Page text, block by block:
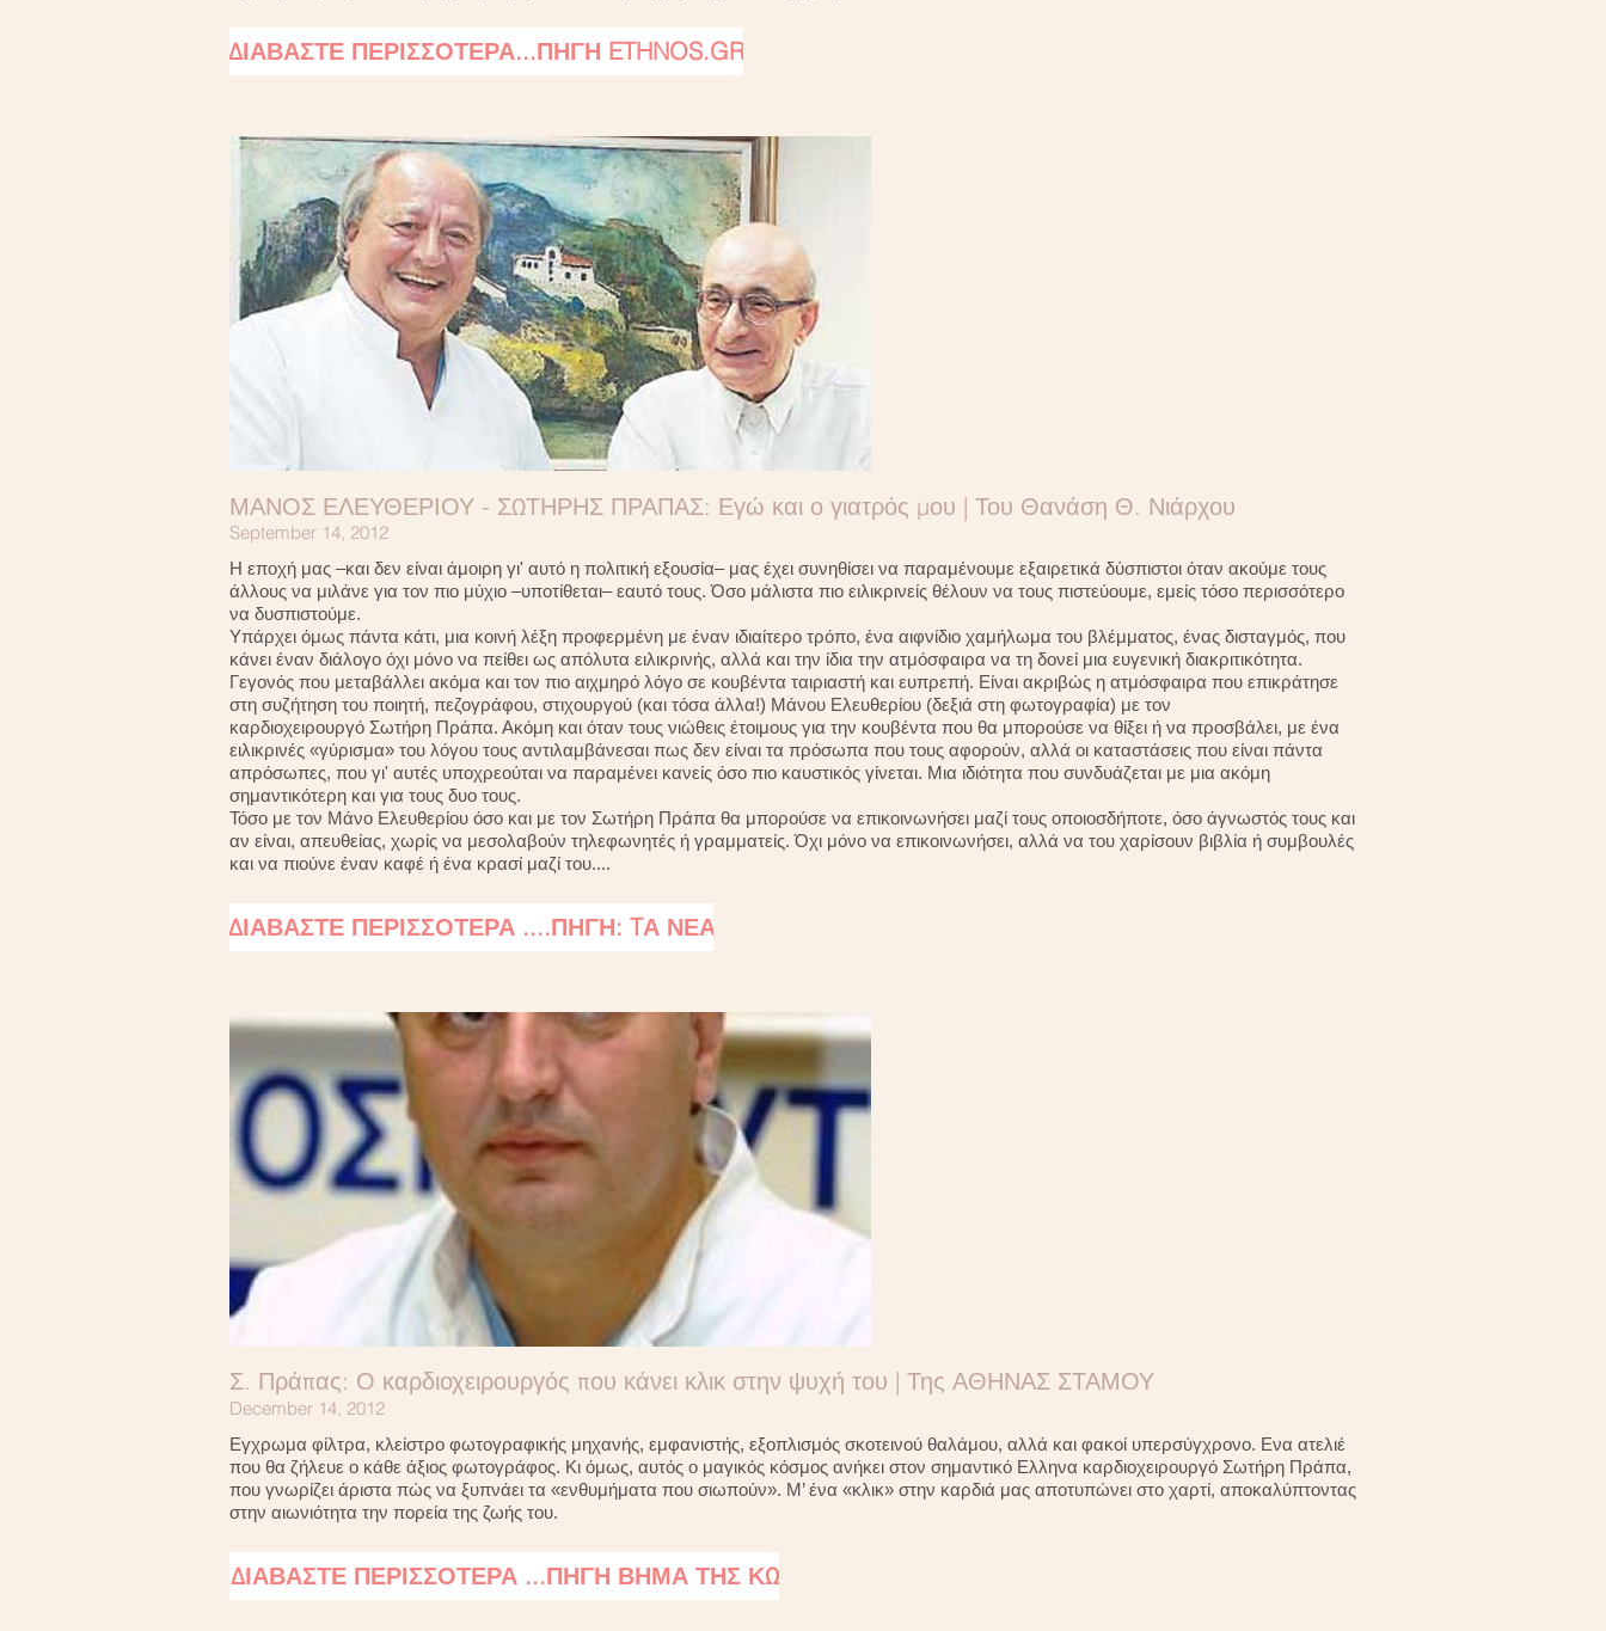
ΔΙΑΒΑΣΤΕ ΠΕΡΙΣΣΟΤΕΡΑ...ΠΗΓΗ ETHNOS.GR
ΜΑΝΟΣ ΕΛΕΥΘΕΡΙΟΥ - ΣΩΤΗΡΗΣ ΠΡΑΠΑΣ: Εγώ και ο γιατρός μου | Του Θανάση Θ. Νιάρχου
September 14, 2012
Η εποχή μας –και δεν είναι άμοιρη γι' αυτό η πολιτική εξουσία– μας έχει συνηθίσει να παραμένουμε εξαιρετικά δύσπιστοι όταν ακούμε τους
άλλους να μιλάνε για τον πιο μύχιο –υποτίθεται– εαυτό τους. Όσο μάλιστα πιο ειλικρινείς θέλουν να τους πιστεύουμε, εμείς τόσο περισσότερο
να δυσπιστούμε.
Υπάρχει όμως πάντα κάτι, μια κοινή λέξη προφερμένη με έναν ιδιαίτερο τρόπο, ένα αιφνίδιο χαμήλωμα του βλέμματος, ένας δισταγμός, που
κάνει έναν διάλογο όχι μόνο να πείθει ως απόλυτα ειλικρινής, αλλά και την ίδια την ατμόσφαιρα να τη δονεί μια ευγενική διακριτικότητα.
Γεγονός που μεταβάλλει ακόμα και τον πιο αιχμηρό λόγο σε κουβέντα ταιριαστή και ευπρεπή. Είναι ακριβώς η ατμόσφαιρα που επικράτησε
στη συζήτηση του ποιητή, πεζογράφου, στιχουργού (και τόσα άλλα!) Μάνου Ελευθερίου (δεξιά στη φωτογραφία) με τον
καρδιοχειρουργό Σωτήρη Πράπα. Ακόμη και όταν τους νιώθεις έτοιμους για την κουβέντα που θα μπορούσε να θίξει ή να προσβάλει, με ένα
ειλικρινές «γύρισμα» του λόγου τους αντιλαμβάνεσαι πως δεν είναι τα πρόσωπα που τους αφορούν, αλλά οι καταστάσεις που είναι πάντα
απρόσωπες, που γι' αυτές υποχρεούται να παραμένει κανείς όσο πιο καυστικός γίνεται. Μια ιδιότητα που συνδυάζεται με μια ακόμη
σημαντικότερη και για τους δυο τους.
Τόσο με τον Μάνο Ελευθερίου όσο και με τον Σωτήρη Πράπα θα μπορούσε να επικοινωνήσει μαζί τους οποιοσδήποτε, όσο άγνωστός τους και
αν είναι, απευθείας, χωρίς να μεσολαβούν τηλεφωνητές ή γραμματείς. Όχι μόνο να επικοινωνήσει, αλλά να του χαρίσουν βιβλία ή συμβουλές
και να πιούνε έναν καφέ ή ένα κρασί μαζί του....
ΔΙΑΒΑΣΤΕ ΠΕΡΙΣΣΟΤΕΡΑ ....ΠΗΓΗ: TΑ ΝΕΑ
Σ. Πράπας: Ο καρδιοχειρουργός που κάνει κλικ στην ψυχή του | Της ΑΘΗΝΑΣ ΣΤΑΜΟΥ
December 14, 2012
Εγχρωμα φίλτρα, κλείστρο φωτογραφικής μηχανής, εμφανιστής, εξοπλισμός σκοτεινού θαλάμου, αλλά και φακοί υπερσύγχρονο. Ενα ατελιέ
που θα ζήλευε ο κάθε άξιος φωτογράφος. Κι όμως, αυτός ο μαγικός κόσμος ανήκει στον σημαντικό Ελληνα καρδιοχειρουργό Σωτήρη Πράπα,
που γνωρίζει άριστα πώς να ξυπνάει τα «ενθυμήματα που σιωπούν». Μ’ ένα «κλικ» στην καρδιά μας αποτυπώνει στο χαρτί, αποκαλύπτοντας
στην αιωνιότητα την πορεία της ζωής του.
ΔΙΑΒΑΣΤΕ ΠΕΡΙΣΣΟΤΕΡΑ ...ΠΗΓΗ ΒΗΜΑ ΤΗΣ ΚΩ